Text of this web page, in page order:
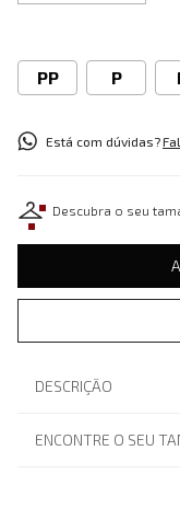
PP P
Está com dúvidas?
Descubra o seu
DESCRIÇÃO
ENCONTRE O SEU